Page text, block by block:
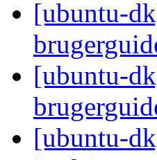
[ubuntu-
[ubuntu-
[ubuntu-